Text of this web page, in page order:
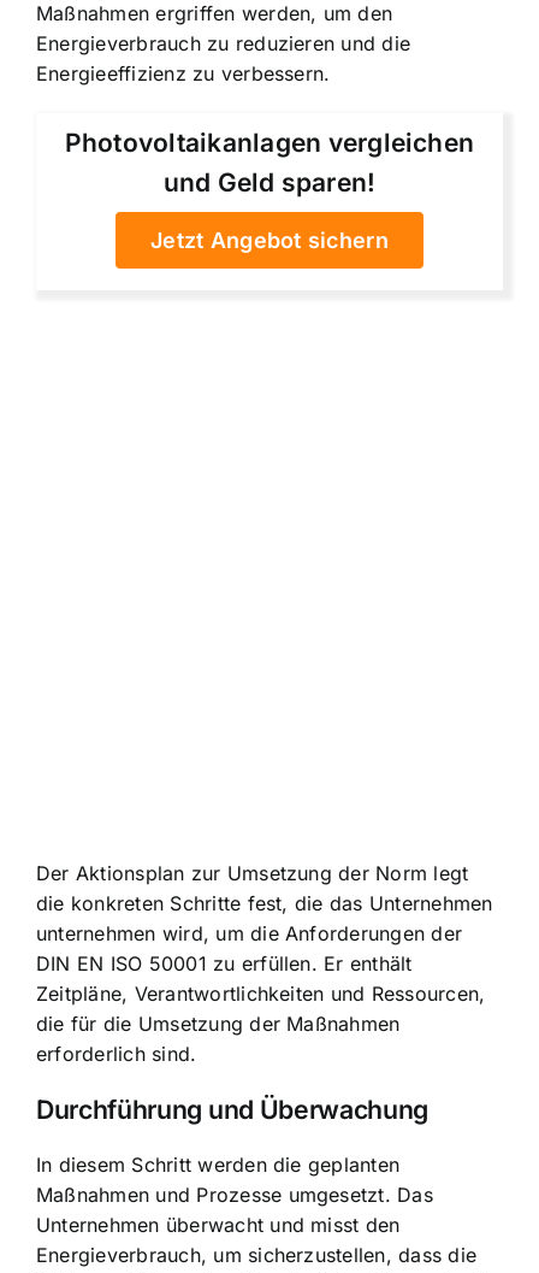
Maßnahmen ergriffen werden, um den
Energieverbrauch zu reduzieren und die
Energieeffizienz zu verbessern.
Photovoltaikanlagen vergleichen
und Geld sparen!
Jetzt Angebot sichern
Der Aktionsplan zur Umsetzung der Norm legt
die konkreten Schritte fest, die das Unternehmen
unternehmen wird, um die Anforderungen der
DIN EN ISO 50001 zu erfüllen. Er enthält
Zeitpläne, Verantwortlichkeiten und Ressourcen,
die für die Umsetzung der Maßnahmen
erforderlich sind.
Durchführung und Überwachung
In diesem Schritt werden die geplanten
Maßnahmen und Prozesse umgesetzt. Das
Unternehmen überwacht und misst den
Energieverbrauch, um sicherzustellen, dass die